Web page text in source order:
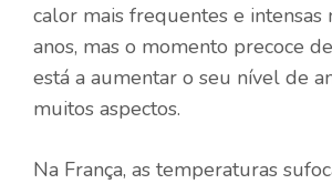
calor mais frequentes e intensas
anos, mas o momento precoce
está a aumentar o seu nível de
muitos aspectos.
Na França, as temperaturas